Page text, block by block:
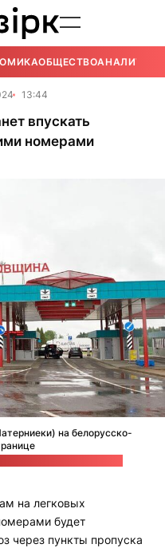
ОБЩЕСТВОАНАЛИТИКА
13:44
впускать
номерами
на белорусско-
на легковых
будет
через пункты пропуска